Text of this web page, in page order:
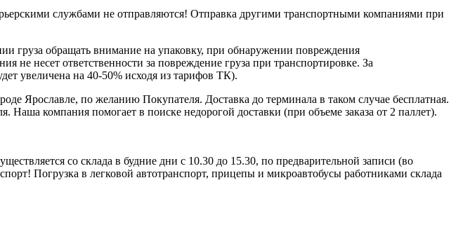
службами не отправляются! Отправка другими транспортными компаниями при
груза обращать внимание на упаковку, при обнаружении повреждения
не несет ответственности за повреждение груза при транспортировке. За
увеличена на 40-50% исходя из тарифов ТК).
Ярославле, по желанию Покупателя. Доставка до терминала в таком случае бесплатная.
компания помогает в поиске недорогой доставки (при объеме заказа от 2 паллет).
со склада в будние дни с 10.30 до 15.30, по предварительной записи (во
Погрузка в легковой автотранспорт, прицепы и микроавтобусы работниками склада